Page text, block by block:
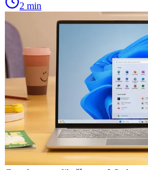
2 min